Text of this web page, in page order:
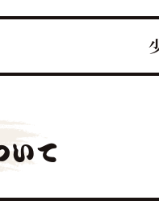
達人は、イベントのエ
音」や「音響・歓声」と
管理の徹底）に万全を期
とおもてなしをご提供
いて